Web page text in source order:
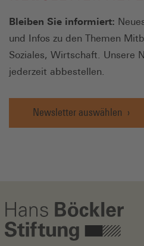
Bleiben Sie informiert:
und Infos zu den Themen
Soziales, Wirtschaft. Unsere
jederzeit abbestellen.
Newsletter auswählen